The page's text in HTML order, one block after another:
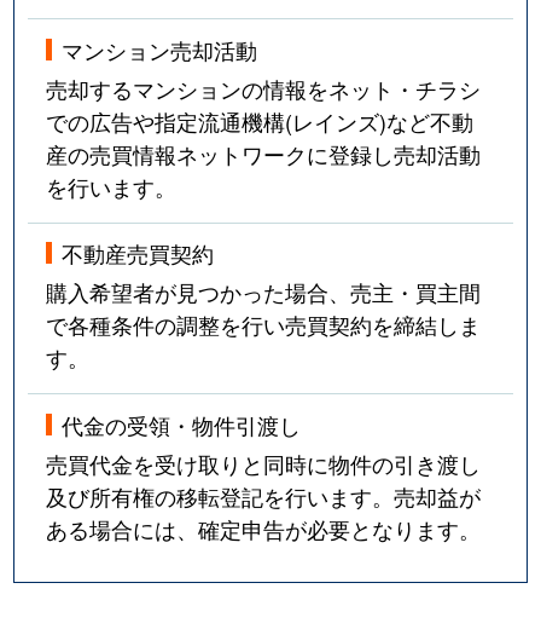
マンション売却活動
売却するマンションの情報をネット・チラシ
での広告や指定流通機構(レインズ)など不動
産の売買情報ネットワークに登録し売却活動
を行います。
不動産売買契約
購入希望者が見つかった場合、売主・買主間
で各種条件の調整を行い売買契約を締結しま
す。
代金の受領・物件引渡し
売買代金を受け取りと同時に物件の引き渡し
及び所有権の移転登記を行います。売却益が
ある場合には、確定申告が必要となります。